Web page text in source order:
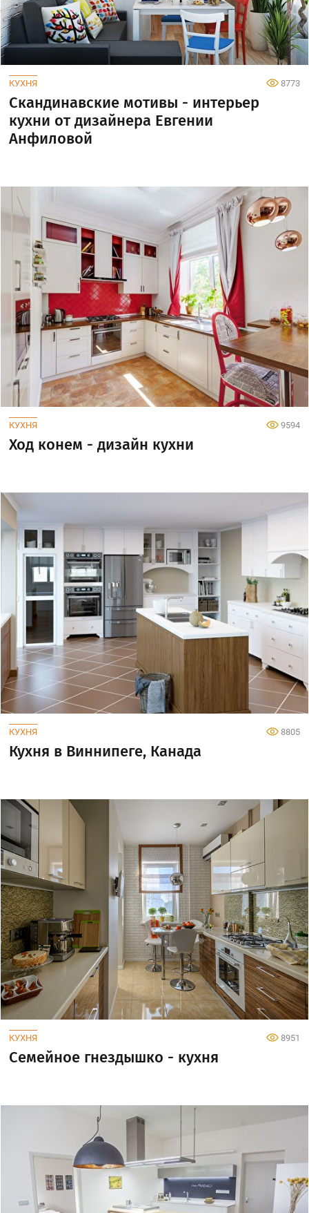
КУХНЯ 8773
Скандинавские мотивы - интерьер
кухни от дизайнера Евгении
Анфиловой
КУХНЯ 9594
Ход конем - дизайн кухни
КУХНЯ 8805
Кухня в Виннипеге, Канада
КУХНЯ 8951
Семейное гнездышко - кухня